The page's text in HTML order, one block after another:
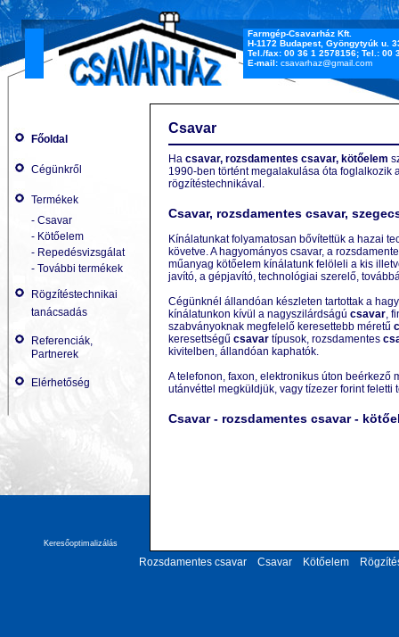
Főoldal
Cégünkről
Termékek
- Csavar
- Kötőelem
- Repedésvizsgálat
- További termékek
Rögzítéstechnikai
tanácsadás
Referenciák,
Partnerek
Elérhetőség
Keresőoptimalizálás
Csavar
Ha csavar, rozsdamentes csavar, kötőelem
1990-ben történt megalakulása óta foglalkozik
rögzítéstechnikával.
Csavar, rozsdamentes csavar,
Kínálatunkat folyamatosan bővítettük a hazai
követve. A hagyományos csavar, a
műanyag kötőelem kínálatunk felöleli a kis
javító, a gépjavító, technológiai szerelő,
Cégünknél állandóan készleten tartottak a
kínálatunkon kívül a nagyszilárdságú csavar,
szabványoknak megfelelő keresettebb méretű
keresettségű csavar típusok, rozsdamentes
kivitelben, állandóan kaphatók.
A telefonon, faxon, elektronikus úton beérkező
utánvéttel megküldjük, vagy tízezer forint
Csavar - rozsdamentes csavar -
Rozsdamentes csavar Csavar Kötőelem
Farmgép-Csavarház Kft.
H-1172 Budapest, Gyöngytyúk u.
Tel./fax: 00 36 1 2578156; Tel.: 00
E-mail: csavarhaz@gmail.com